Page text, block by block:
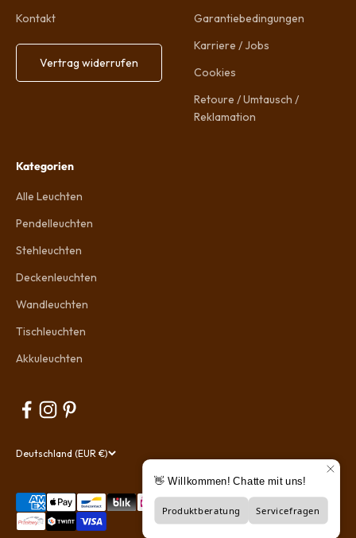
Kontakt
Vertrag widerrufen
Garantiebedingungen
Karriere / Jobs
Cookies
Retoure / Umtausch /
Reklamation
Kategorien
Alle Leuchten
Pendelleuchten
Stehleuchten
Deckenleuchten
Wandleuchten
Tischleuchten
Akkuleuchten
Deutschland (EUR €)